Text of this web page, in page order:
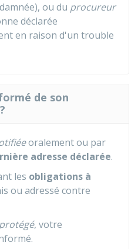
ou du procureur
déclarée
en raison d'un trouble
de son
oralement ou par
adresse déclarée.
les obligations à
ou adressé contre
, votre